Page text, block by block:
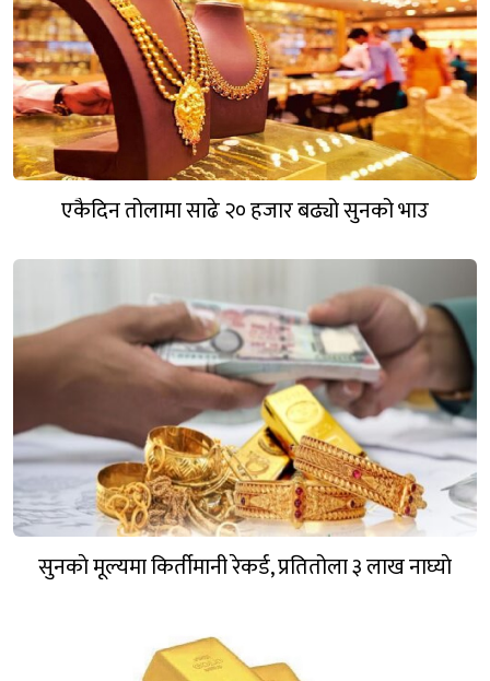
एकैदिन तोलामा साढे २० हजार बढ्यो सुनको भाउ
सुनकाे मूल्यमा किर्तीमानी रेकर्ड, प्रतितोला ३ लाख नाघ्याे